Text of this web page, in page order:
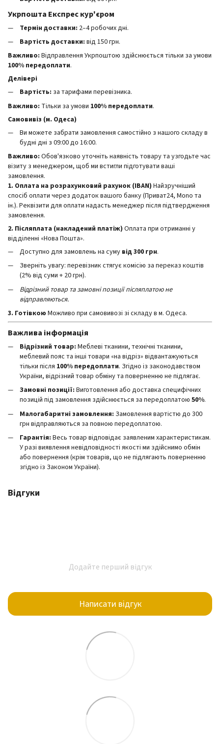
Укрпошта Експрес кур'єром
Термін доставки: 2–4 робочих дні.
Вартість доставки: від 150 грн.
Важливо: Відправлення Укрпоштою здійснюється тільки за умови
100% передоплати.
Делівері
Вартість: за тарифами перевізника.
Важливо: Тільки за умови 100% передоплати.
Самовивіз (м. Одеса)
Ви можете забрати замовлення самостійно з нашого складу в
будні дні з 09:00 до 16:00.
Важливо: Обов'язково уточніть наявність товару та узгодьте час
візиту з менеджером, щоб ми встигли підготувати ваші
замовлення.
1. Оплата на розрахунковий рахунок (IBAN) Найзручніший
спосіб оплати через додаток вашого банку (Приват24, Mono та
ін.). Реквізити для оплати надасть менеджер після підтвердження
замовлення.
2. Післяплата (накладений платіж) Оплата при отриманні у
відділенні «Нова Пошта».
Доступно для замовлень на суму від 300 грн.
Зверніть увагу: перевізник стягує комісію за переказ коштів
(2% від суми + 20 грн).
Відрізний товар та замовні позиції післяплатою не
відправляються.
3. Готівкою Можливо при самовивозі зі складу в м. Одеса.
Важлива інформація
Відрізний товар: Меблеві тканини, технічні тканини,
меблевий пояс та інші товари «на відріз» відвантажуються
тільки після 100% передоплати. Згідно із законодавством
України, відрізний товар обміну та поверненню не підлягає.
Замовні позиції: Виготовлення або доставка специфічних
позицій під замовлення здійснюється за передоплатою 50%.
Малогабаритні замовлення: Замовлення вартістю до 300
грн відправляються за повною передоплатою.
Гарантія: Весь товар відповідає заявленим характеристикам.
У разі виявлення невідповідності якості ми здійснимо обмін
або повернення (крім товарів, що не підлягають поверненню
згідно із Законом України).
Відгуки
Додайте перший відгук
Написати відгук